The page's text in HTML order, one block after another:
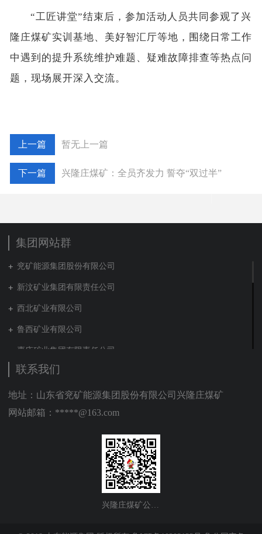
“工匠讲堂”结束后，参加活动人员共同参观了兴
隆庄煤矿实训基地、美好智汇厅等地，围绕日常工作
中遇到的提升系统维护难题、疑难故障排查等热点问
题，现场展开深入交流。
暂无上一篇
兴隆庄煤矿：全员齐发力 誓夺“双过半”
集团网站群
兖矿能源集团股份有限公司
新汶矿业集团有限责任公司
西北矿业有限公司
鲁西矿业有限公司
枣庄矿业集团有限责任公司
兖矿新疆能化有限公司
山东泰山地勘集团
新能源集团有限公司
肥城矿业集团有限责任公司
联系我们
地址：山东省兖矿能源集团股份有限公司兴隆庄煤矿
网站邮箱：*****@163.com
兴隆庄煤矿公众号